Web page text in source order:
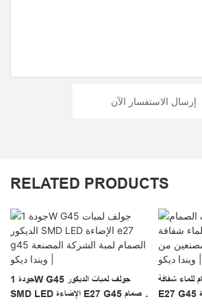
إرسال الاستفسار الآن
RELATED PRODUCTS
جودة 1W G45 جولف لمبات الديكور
SMD LED الإضاءة E27 G45 الصمام
للماء شفافة
E27 G45 بقيادة مصباح الإضاءة